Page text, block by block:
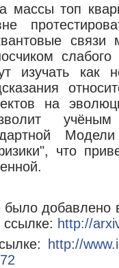
массы топ
связи
изучать как
на
что
добавлено
ссылке: http://
http://